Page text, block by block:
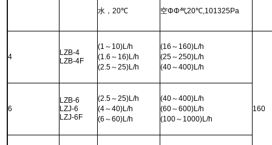
水，20℃ 空ΦΦ气20℃,101325Pa
4
LZB-4
LZB-4F
(1 ～ 10)L/h
(1.6 ～ 16)L/h
(2.5～25)L/h
(16 ～ 160)L/h
(25～250)L/h
(40～400)L/h
160
6
LZB-6
LZJ-6
LZJ-6F
(2.5～25)L/h
(4～40)L/h
(6 ～60)L/h
(40～400)L/h
(60～600)L/h
(100～ 1000)L/h